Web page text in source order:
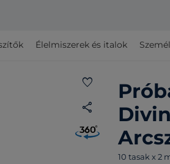
Élelmiszerek és italok
favorite
share
10 tasak x 2